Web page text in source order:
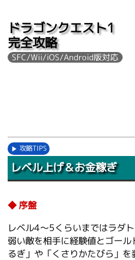
ドラゴンクエスト1
完全攻略
SFC/Wii/iOS/Android版対応
攻略TIPS
レベル上げ＆お金稼ぎ
序盤
レベル4～5くらいまではラダ
弱い敵を相手に経験値とゴー
るぎ」や「くさりかたびら」